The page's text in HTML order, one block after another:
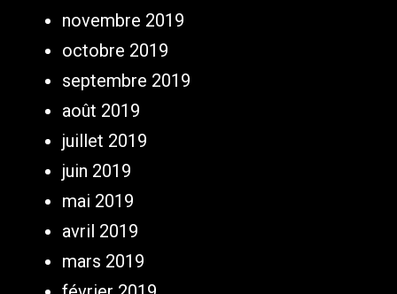
novembre 2019
octobre 2019
septembre 2019
août 2019
juillet 2019
juin 2019
mai 2019
avril 2019
mars 2019